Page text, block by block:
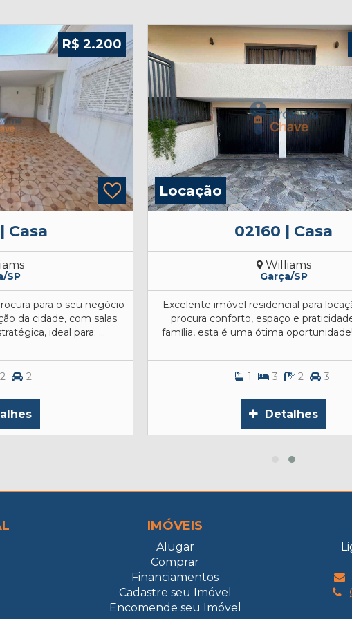
R$ 2.200
Casa
SP
para o seu negócio
ideal para: ...
2 2
Locação
02160 | Casa
Williams
Garça/SP
Excelente imóvel residencial para locação! Se
procura conforto, espaço e
1 3 2 3
Detalhes
IMÓVEIS
Alugar
Comprar
Financiamentos
Cadastre seu Imóvel
Encomende seu Imóvel